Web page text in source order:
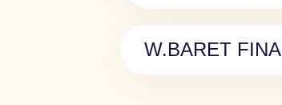
W.BARET